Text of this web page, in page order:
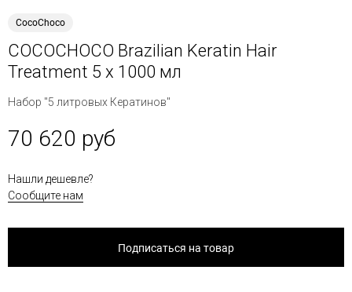
CocoChoco
COCOCHOCO Brazilian Keratin Hair
Treatment 5 x 1000 мл
Набор "5 литровых Кератинов"
70 620 руб
Нашли дешевле?
Сообщите нам
Подписаться на товар